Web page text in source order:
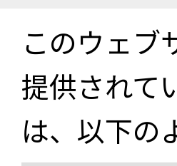
このウェブ
提供されて
は、以下の